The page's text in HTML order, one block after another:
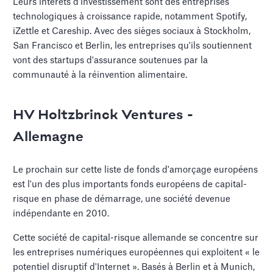
Leurs intérêts d'investissement sont des entreprises
technologiques à croissance rapide, notamment Spotify,
iZettle et Careship. Avec des sièges sociaux à Stockholm,
San Francisco et Berlin, les entreprises qu'ils soutiennent
vont des startups d'assurance soutenues par la
communauté à la réinvention alimentaire.
HV Holtzbrinck Ventures -
Allemagne
Le prochain sur cette liste de fonds d'amorçage européens
est l'un des plus importants fonds européens de capital-
risque en phase de démarrage, une société devenue
indépendante en 2010.
Cette société de capital-risque allemande se concentre sur
les entreprises numériques européennes qui exploitent « le
potentiel disruptif d'Internet ». Basés à Berlin et à Munich,